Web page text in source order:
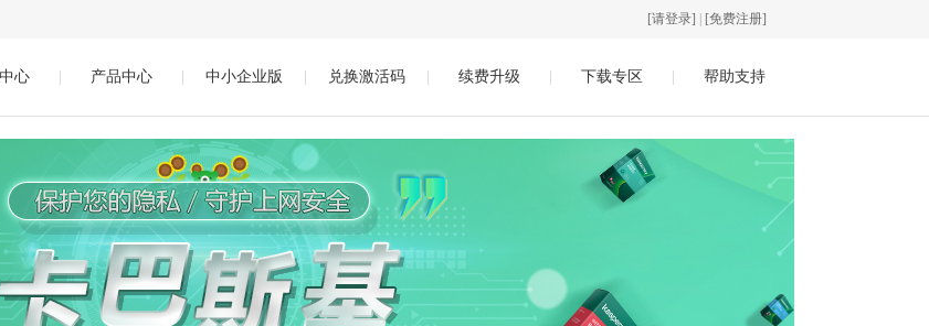
[请登录] [免费注册]
心 产品中心 中小企业版 兑换激活码 续费升级 下载专区 帮助支持